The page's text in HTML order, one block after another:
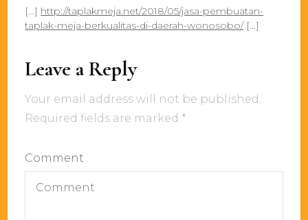
[…] http://taplakmeja.net/2018/05/jasa-pembuatan-
taplak-meja-berkualitas-di-daerah-wonosobo/[…]
Leave a Reply
Your email address will not be published.
Required fields are marked *
Comment